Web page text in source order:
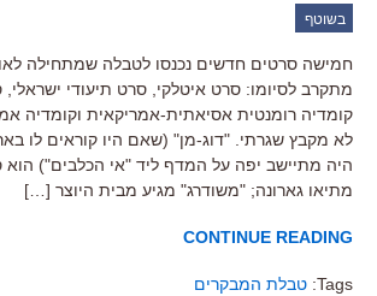
בשוטף
חמישה סרטים חדשים נכנסו לטבלה שמתחילה
מתקרב לסיומו: סרט איטלקי, סרט תיעודי ישראלי,
קומדיה רומנטית אסיאתית-אמריקאית וקומדיה
לא מקבץ שגרתי. "דוג-מן" (שאם היו קוראים לו
היה מתיישב יפה על המדף ליד "אי הכלבים")
מתיאו גארונה; "משודרג" מגיע מבית היוצר […]
CONTINUE READING
Tags: טבלת המבקרים